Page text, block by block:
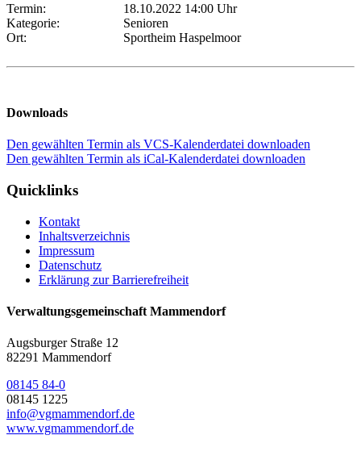
Termin:
18.10.2022 14:00 Uhr
Kategorie:
Senioren
Ort:
Sportheim Haspelmoor
Downloads
Den gewählten Termin als VCS-Kalenderdatei downloaden
Den gewählten Termin als iCal-Kalenderdatei downloaden
Quicklinks
Kontakt
Inhaltsverzeichnis
Impressum
Datenschutz
Erklärung zur Barrierefreiheit
Verwaltungsgemeinschaft Mammendorf
Augsburger Straße 12
82291 Mammendorf
08145 84-0
08145 1225
info@vgmammendorf.de
www.vgmammendorf.de